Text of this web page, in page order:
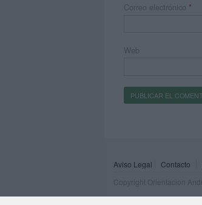
Correo electrónico *
Web
Aviso Legal Contacto